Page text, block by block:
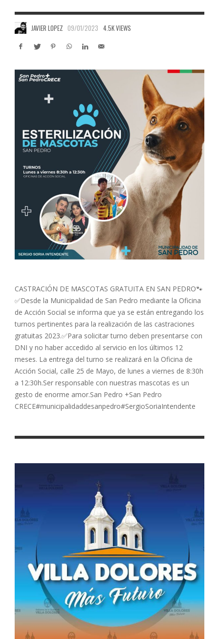
JAVIER LOPEZ 09/01/2023 4.5K VIEWS
CASTRACIÓN DE MASCOTAS GRATUITA EN SAN PEDRO🐾
✅Desde la Municipalidad de San Pedro mediante la Oficina
de Acción Social se informa que ya se están entregando los
turnos pertinentes para la realización de las castraciones
gratuitas 2023.✅Para solicitar turno deben presentarse con
DNI y no haber accedido al servicio en los últimos 12
meses. La entrega del turno se realizará en la Oficina de
Acción Social, calle 25 de Mayo, de lunes a viernes de 8:30h
a 12:30h.Ser responsable con nuestras mascotas es un
gesto de enorme amor.San Pedro +San Pedro
CRECE#municipalidaddesanpedro#SergioSoriaIntendente